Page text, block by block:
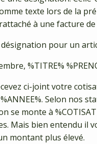
texte lors de la
à une facture
désignation pour un
%TITRE%
ci-joint votre
%ANNEE%. Selon nos
se monte à
Mais bien entendu il
montant plus élevé.